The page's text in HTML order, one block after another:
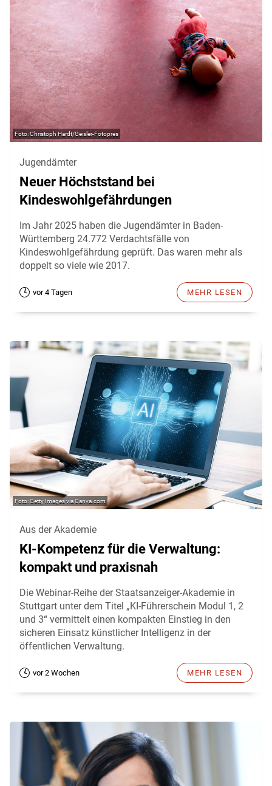
Christoph Hardt/Geisler-Fotopres
Jugendämter
Neuer Höchststand bei
Kindeswohlgefährdungen
Im Jahr 2025 haben die Jugendämter in Baden-
Württemberg 24.772 Verdachtsfälle von
Kindeswohlgefährdung geprüft. Das waren mehr als
doppelt so viele wie 2017.
vor 4 Tagen MEHR LESEN
Getty Images via Canva.com
Aus der Akademie
KI-Kompetenz für die Verwaltung:
kompakt und praxisnah
Die Webinar-Reihe der Staatsanzeiger-Akademie in
Stuttgart unter dem Titel „KI-Führerschein Modul 1, 2
und 3“ vermittelt einen kompakten Einstieg in den
sicheren Einsatz künstlicher Intelligenz in der
öffentlichen Verwaltung.
vor 2 Wochen MEHR LESEN